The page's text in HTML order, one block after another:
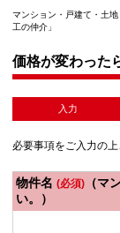
マンション・戸建て・土
工の仲介」
価格が変わった
入力
必要事項をご入力の
物件名 (必須) （マ
い。）